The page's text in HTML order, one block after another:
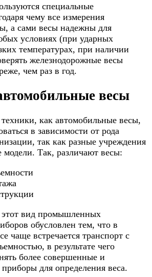
специальные
чему все измерения
а сами весы надежны для
условиях (при ударных
температурах, при наличии
железнодорожные весы
чем раз в год.
весы
как автомобильные весы,
в зависимости от рода
так как разные учреждения
Так, различают весы:
вид промышленных
обусловлен тем, что в
чаще встречается транспорт с
в результате чего
более совершенные и
для определения веса.